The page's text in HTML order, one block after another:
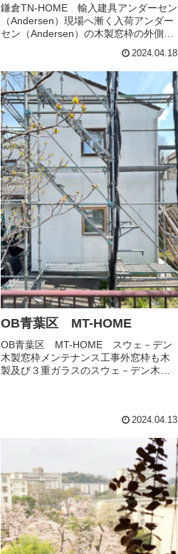
鎌倉TN-HOME 輸入建具アンダーセン
（Andersen）現場へ漸く入荷アンダー
セン（Andersen）の木製窓枠の外側は
ハイブリッド窓室内の木製枠部分の質
感は、輸入窓の歴史を感じます納期
は、アジア圏主...
2024.04.18
OB青葉区 MT-HOME
OB青葉区 MT-HOME スウェ－デン
木製窓枠メンテナンス工事外窓枠も木
製及び３重ガラスのスウェ－デン木製
風や台風などで、足場を掛ける程の...
2024.04.13